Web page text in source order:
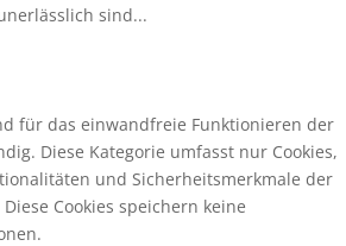
sind...
für das einwandfreie Funktionieren der
Diese Kategorie umfasst nur Cookies,
und Sicherheitsmerkmale der
Cookies speichern keine